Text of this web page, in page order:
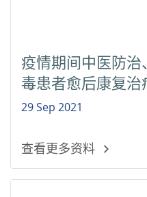
疫情期间中医防
毒患者愈后康复治
29 Sep 2021
查看更多资料